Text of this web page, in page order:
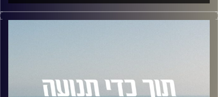
האזנה נעימה, מיקה
בפרק של היום אנחנו צוללים לרגע שבו הגוף מבקש לעצור,
הראש מתווכח, והלב… ממשיך לרוץ. אנחנו יוצאים למסע
ספורט, חוקר מאמץ גופני וביצועים ספורטיביים. סגן דיקן
למחקר ומרצה בחוג לספורטתרפיה בפקולטה למקצועות